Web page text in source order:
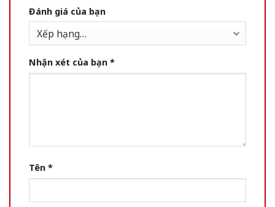
Đánh giá của bạn
Nhận xét của bạn *
Tên *